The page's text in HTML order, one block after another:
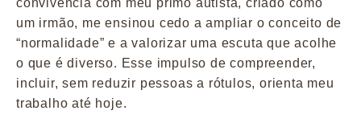
um irmão, me ensinou cedo a ampliar o conceito de
“normalidade” e a valorizar uma escuta que acolhe
o que é diverso. Esse impulso de compreender,
incluir, sem reduzir pessoas a rótulos, orienta meu
trabalho até hoje.